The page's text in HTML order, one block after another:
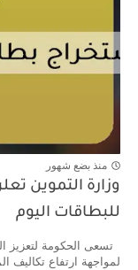
منذ بضع شهور
للبطاقات اليوم
تسعى الحكومة لتعزيز
لمواجهة ارتفاع تكاليف